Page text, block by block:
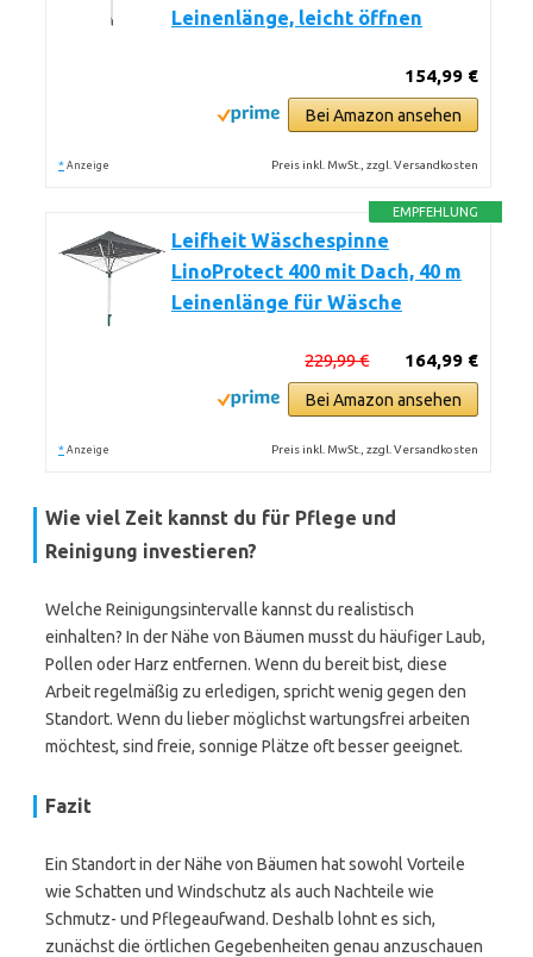
Leinenlänge, leicht öffnen
154,99 €
Bei Amazon ansehen
* Anzeige Preis inkl. MwSt., zzgl. Versandkosten
EMPFEHLUNG
Leifheit Wäschespinne
LinoProtect 400 mit Dach, 40 m
Leinenlänge für Wäsche
164,99 €
229,99 €
Bei Amazon ansehen
* Anzeige Preis inkl. MwSt., zzgl. Versandkosten
Wie viel Zeit kannst du für Pflege und
Reinigung investieren?
Welche Reinigungsintervalle kannst du realistisch
einhalten? In der Nähe von Bäumen musst du häufiger Laub,
Pollen oder Harz entfernen. Wenn du bereit bist, diese
Arbeit regelmäßig zu erledigen, spricht wenig gegen den
Standort. Wenn du lieber möglichst wartungsfrei arbeiten
möchtest, sind freie, sonnige Plätze oft besser geeignet.
Fazit
Ein Standort in der Nähe von Bäumen hat sowohl Vorteile
wie Schatten und Windschutz als auch Nachteile wie
Schmutz- und Pflegeaufwand. Deshalb lohnt es sich,
zunächst die örtlichen Gegebenheiten genau anzuschauen